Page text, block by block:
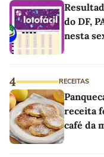
do DF,
nesta
4 RECEITAS
receita
café da